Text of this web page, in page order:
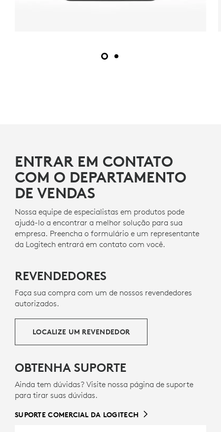
ENTRAR EM CONTATO
COM O DEPARTAMENTO
DE VENDAS
Nossa equipe de especialistas em produtos pode
ajudá-lo a encontrar a melhor solução para sua
empresa. Preencha o formulário e um representante
da Logitech entrará em contato com você.
REVENDEDORES
Faça sua compra com um de nossos revendedores
autorizados.
LOCALIZE UM REVENDEDOR
OBTENHA SUPORTE
Ainda tem dúvidas? Visite nossa página de suporte
para tirar suas dúvidas.
SUPORTE COMERCIAL DA LOGITECH